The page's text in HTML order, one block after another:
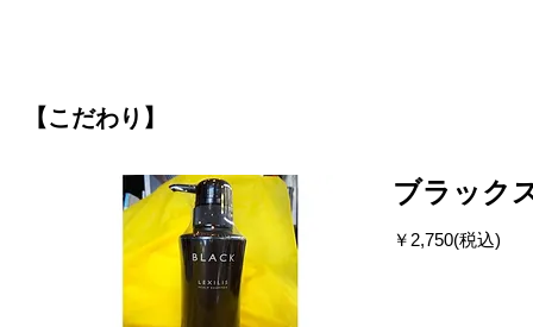
【こだわり】
ブラック
￥2,750(税込)